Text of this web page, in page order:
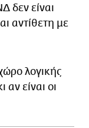
δεν είναι
αντίθετη με
λογικής
αν είναι οι